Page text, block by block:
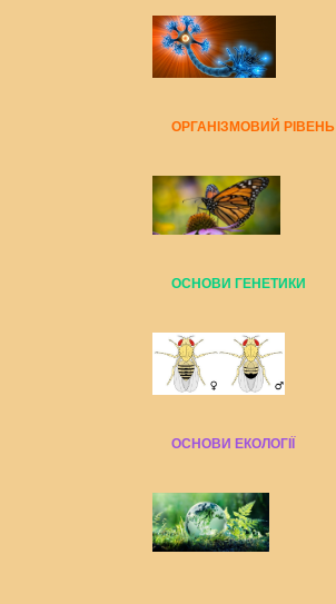
ОРГАНІЗМОВИЙ РІВЕНЬ
ОСНОВИ ГЕНЕТИКИ
ОСНОВИ ЕКОЛОГІЇ